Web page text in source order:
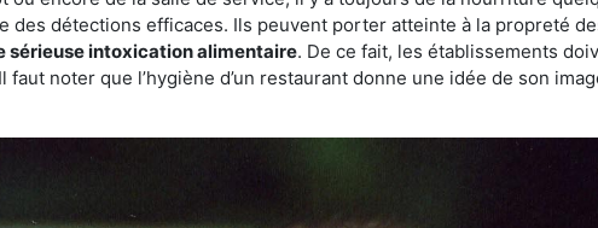
détections efficaces. Ils peuvent porter atteinte à la propreté
sérieuse intoxication alimentaire. De ce fait, les établissements
noter que l’hygiène d’un restaurant donne une idée de son